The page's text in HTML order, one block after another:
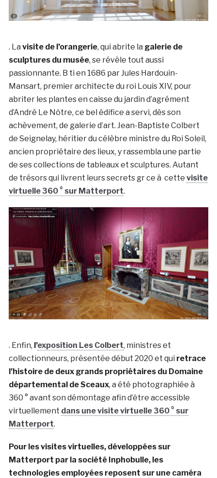
. La visite de l’orangerie, qui abrite la galerie de
sculptures du musée, se révèle tout aussi
passionnante. B ti en 1686 par Jules Hardouin-
Mansart, premier architecte du roi Louis XIV, pour
abriter les plantes en caisse du jardin d’agrément
d’André Le Nôtre, ce bel édifice a servi, dès son
achèvement, de galerie d’art. Jean-Baptiste Colbert
de Seignelay, héritier du célèbre ministre du Roi Soleil,
ancien propriétaire des lieux, y rassembla une partie
de ses collections de tableaux et sculptures. Autant
de trésors qui livrent leurs secrets gr ce à cette visite
virtuelle 360 ° sur Matterport.
. Enfin, l’exposition Les Colbert, ministres et
collectionneurs, présentée début 2020 et qui retrace
l’histoire de deux grands propriétaires du Domaine
départemental de Sceaux, a été photographiée à
360 ° avant son démontage afin d’être accessible
virtuellement dans une visite virtuelle 360 ° sur
Matterport.
Pour les visites virtuelles, développées sur
Matterport par la société Inphobulle, les
technologies employées reposent sur une caméra